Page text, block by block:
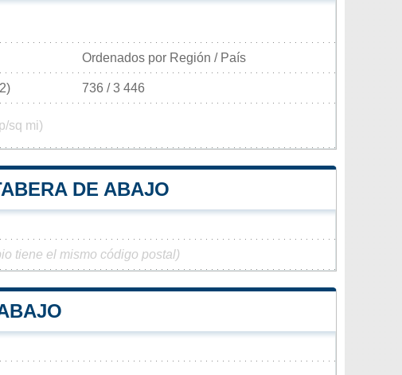
Ordenados por Región / País
736 / 3 446
sq mi)
DE ABAJO
tiene el mismo código postal)